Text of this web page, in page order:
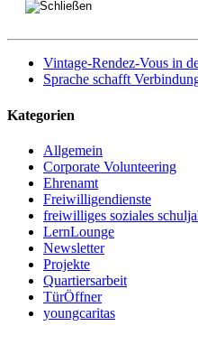
Vintage-Rendez-Vous in
Sprache schafft
Kategorien
Allgemein
Corporate Volunteering
Ehrenamt
Freiwilligendienste
freiwilliges soziales
LernLounge
Newsletter
Projekte
Quartiersarbeit
TürÖffner
youngcaritas